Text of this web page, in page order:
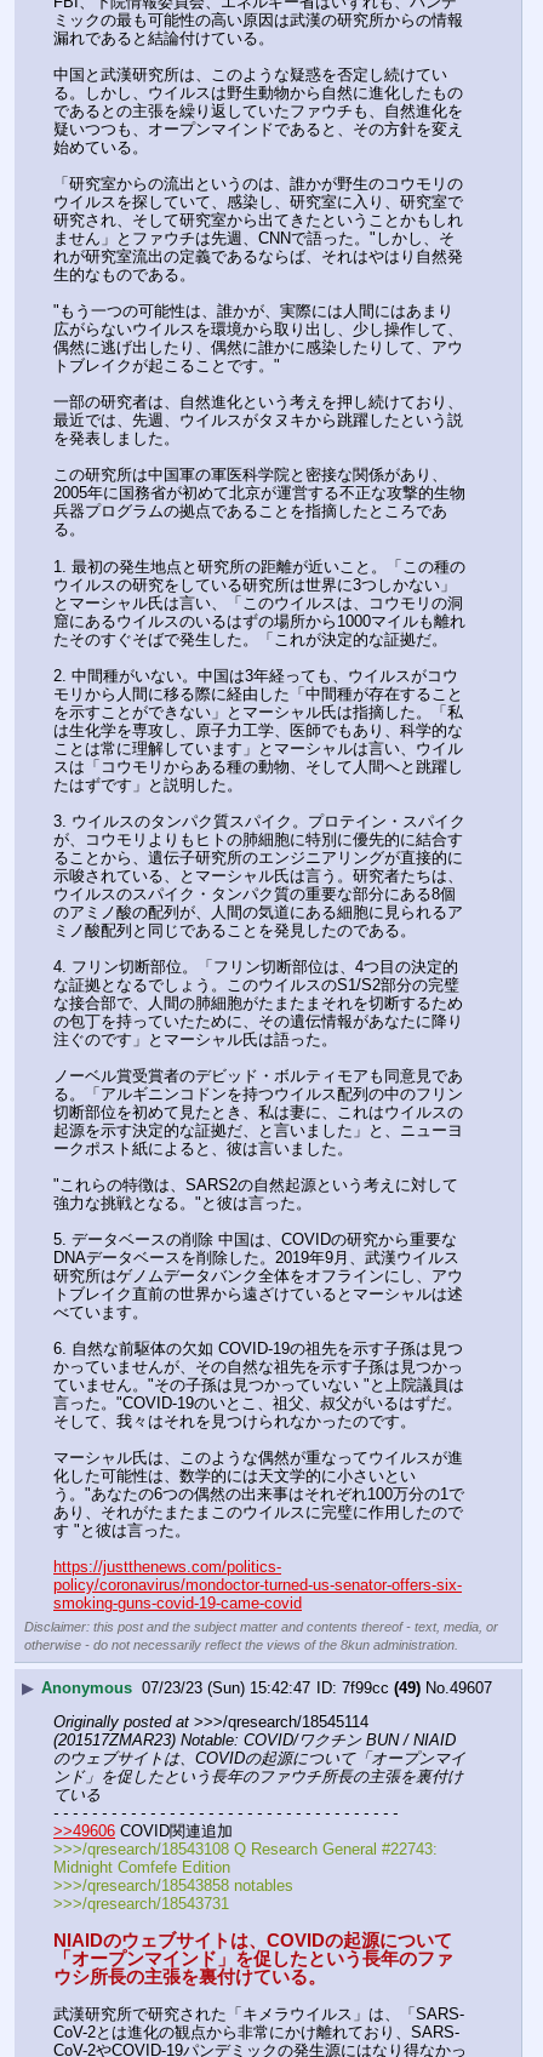
ミックの最も可能性の高い原因は武漢の研究所からの情報
漏れであると結論付けている。
中国と武漢研究所は、このような疑惑を否定し続けてい
る。しかし、ウイルスは野生動物から自然に進化したもの
であるとの主張を繰り返していたファウチも、自然進化を
疑いつつも、オープンマインドであると、その方針を変え
始めている。
「研究室からの流出というのは、誰かが野生のコウモリの
ウイルスを探していて、感染し、研究室に入り、研究室で
研究され、そして研究室から出てきたということかもしれ
ません」とファウチは先週、CNNで語った。"しかし、そ
れが研究室流出の定義であるならば、それはやはり自然発
生的なものである。
"もう一つの可能性は、誰かが、実際には人間にはあまり
広がらないウイルスを環境から取り出し、少し操作して、
偶然に逃げ出したり、偶然に誰かに感染したりして、アウ
トブレイクが起こることです。"
一部の研究者は、自然進化という考えを押し続けており、
最近では、先週、ウイルスがタヌキから跳躍したという説
を発表しました。
この研究所は中国軍の軍医科学院と密接な関係があり、
2005年に国務省が初めて北京が運営する不正な攻撃的生物
兵器プログラムの拠点であることを指摘したところであ
る。
1. 最初の発生地点と研究所の距離が近いこと。「この種の
ウイルスの研究をしている研究所は世界に3つしかない」
とマーシャル氏は言い、「このウイルスは、コウモリの洞
窟にあるウイルスのいるはずの場所から1000マイルも離れ
たそのすぐそばで発生した。「これが決定的な証拠だ。
2. 中間種がいない。中国は3年経っても、ウイルスがコウ
モリから人間に移る際に経由した「中間種が存在すること
を示すことができない」とマーシャル氏は指摘した。「私
は生化学を専攻し、原子力工学、医師でもあり、科学的な
ことは常に理解しています」とマーシャルは言い、ウイル
スは「コウモリからある種の動物、そして人間へと跳躍し
たはずです」と説明した。
3. ウイルスのタンパク質スパイク。プロテイン・スパイク
が、コウモリよりもヒトの肺細胞に特別に優先的に結合す
ることから、遺伝子研究所のエンジニアリングが直接的に
示唆されている、とマーシャル氏は言う。研究者たちは、
ウイルスのスパイク・タンパク質の重要な部分にある8個
のアミノ酸の配列が、人間の気道にある細胞に見られるア
ミノ酸配列と同じであることを発見したのである。
4. フリン切断部位。「フリン切断部位は、4つ目の決定的
な証拠となるでしょう。このウイルスのS1/S2部分の完璧
な接合部で、人間の肺細胞がたまたまそれを切断するため
の包丁を持っていたために、その遺伝情報があなたに降り
注ぐのです」とマーシャル氏は語った。
ノーベル賞受賞者のデビッド・ボルティモアも同意見であ
る。「アルギニンコドンを持つウイルス配列の中のフリン
切断部位を初めて見たとき、私は妻に、これはウイルスの
起源を示す決定的な証拠だ、と言いました」と、ニューヨ
ークポスト紙によると、彼は言いました。
"これらの特徴は、SARS2の自然起源という考えに対して
強力な挑戦となる。"と彼は言った。
5. データベースの削除 中国は、COVIDの研究から重要な
DNAデータベースを削除した。2019年9月、武漢ウイルス
研究所はゲノムデータバンク全体をオフラインにし、アウ
トブレイク直前の世界から遠ざけているとマーシャルは述
べています。
6. 自然な前駆体の欠如 COVID-19の祖先を示す子孫は見つ
かっていませんが、その自然な祖先を示す子孫は見つかっ
ていません。"その子孫は見つかっていない "と上院議員は
言った。"COVID-19のいとこ、祖父、叔父がいるはずだ。
そして、我々はそれを見つけられなかったのです。
マーシャル氏は、このような偶然が重なってウイルスが進
化した可能性は、数学的には天文学的に小さいとい
う。"あなたの6つの偶然の出来事はそれぞれ100万分の1で
あり、それがたまたまこのウイルスに完璧に作用したので
す "と彼は言った。
https://justthenews.com/politics-
policy/coronavirus/mondoctor-turned-us-senator-offers-six-
smoking-guns-covid-19-came-covid
Disclaimer: this post and the subject matter and contents thereof - text, media, or
otherwise - do not necessarily reflect the views of the 8kun administration.
▶ Anonymous 07/23/23 (Sun) 15:42:47 7f99cc (49) No. 49607
Originally posted at
(201517ZMAR23) Notable: COVID/ワクチン BUN / NIAID
のウェブサイトは、COVIDの起源について「オープンマイ
ンド」を促したという長年のファウチ所長の主張を裏付け
ている
- - - - - - - - - - - - - - - - - - - - - - - - - - - - - - - - - - - -
>>49606 COVID関連追加
>>>/qresearch/18543108 Q Research General #22743:
Midnight Comfefe Edition
>>>/qresearch/18543858 notables
>>>/qresearch/18543731
NIAIDのウェブサイトは、COVIDの起源について
「オープンマインド」を促したという長年のファ
ウシ所長の主張を裏付けている。
武漢研究所で研究された「キメラウイルス」は、「SARS-
CoV-2とは進化の観点から非常にかけ離れており、SARS-
CoV-2やCOVID-19パンデミックの発生源にはなり得なかっ